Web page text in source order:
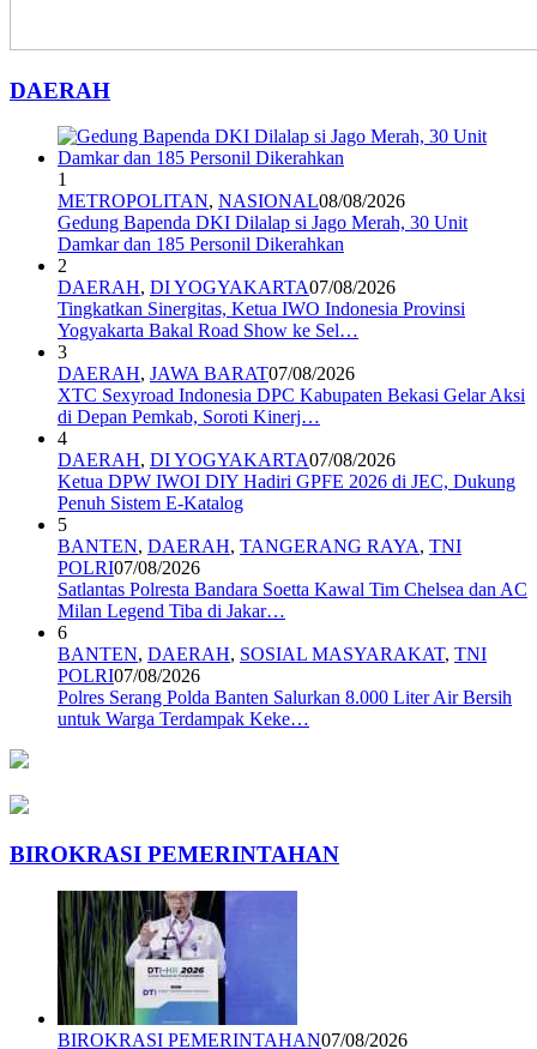
DAERAH
1
METROPOLITAN, NASIONAL08/08/2026
Gedung Bapenda DKI Dilalap si Jago Merah, 30 Unit
Damkar dan 185 Personil Dikerahkan
2
DAERAH, DI YOGYAKARTA07/08/2026
Tingkatkan Sinergitas, Ketua IWO Indonesia Provinsi
Yogyakarta Bakal Road Show ke Sel…
3
DAERAH, JAWA BARAT07/08/2026
XTC Sexyroad Indonesia DPC Kabupaten Bekasi Gelar Aksi
di Depan Pemkab, Soroti Kinerj…
4
DAERAH, DI YOGYAKARTA07/08/2026
Ketua DPW IWOI DIY Hadiri GPFE 2026 di JEC, Dukung
Penuh Sistem E-Katalog
5
BANTEN, DAERAH, TANGERANG RAYA, TNI
POLRI07/08/2026
Satlantas Polresta Bandara Soetta Kawal Tim Chelsea dan AC
Milan Legend Tiba di Jakar…
6
BANTEN, DAERAH, SOSIAL MASYARAKAT, TNI
POLRI07/08/2026
Polres Serang Polda Banten Salurkan 8.000 Liter Air Bersih
untuk Warga Terdampak Keke…
BIROKRASI PEMERINTAHAN
BIROKRASI PEMERINTAHAN07/08/2026